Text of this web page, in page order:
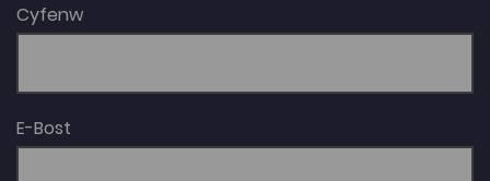
Cyfenw
E-Bost